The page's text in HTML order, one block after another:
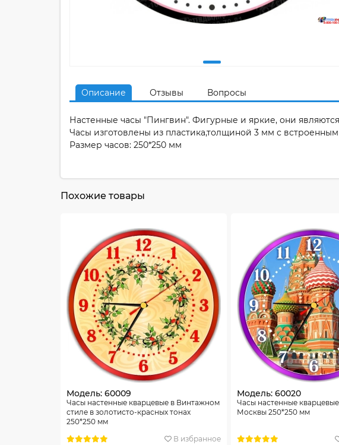
Описание Отзывы Вопросы
Настенные часы "Пингвин". Фигурные и яркие, они
Часы изготовлены из пластика,толщиной 3 мм с
Размер часов: 250*250 мм
Похожие товары
Модель: 60009
Часы настенные кварцевые в Винтажном
стиле в золотисто-красных тонах
250*250 мм
В избранное
Модель: 60020
Часы настенные
Москвы 250*250 мм